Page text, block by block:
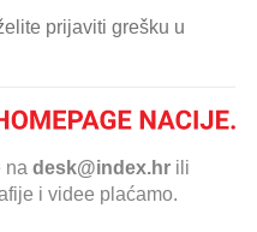
prijaviti grešku u
na desk@index.hr ili
i videe plaćamo.